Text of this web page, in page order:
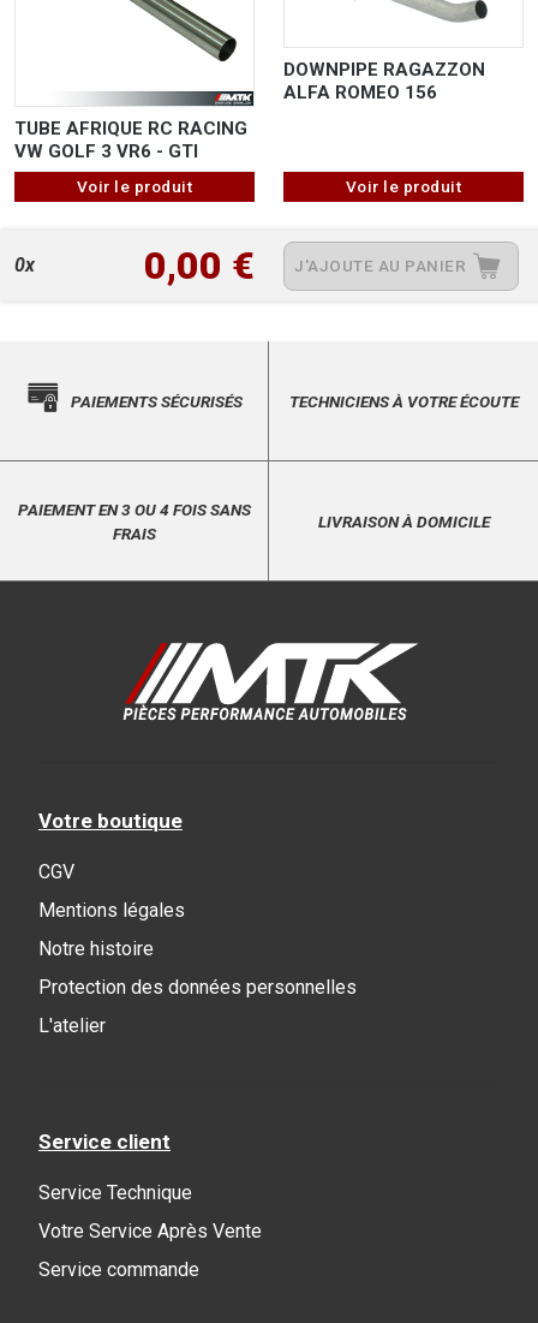
TUBE AFRIQUE RC RACING
VW GOLF 3 VR6 - GTI
Voir le produit
DOWNPIPE RAGAZZON
ALFA ROMEO 156
Voir le produit
0x 0,00 € J'AJOUTE AU PANIER
PAIEMENTS SÉCURISÉS TECHNICIENS À VOTRE ÉCOUTE
PAIEMENT EN 3 OU 4 FOIS SANS
FRAIS
LIVRAISON À DOMICILE
Votre boutique
CGV
Mentions légales
Notre histoire
Protection des données personnelles
L'atelier
Service client
Service Technique
Votre Service Après Vente
Service commande